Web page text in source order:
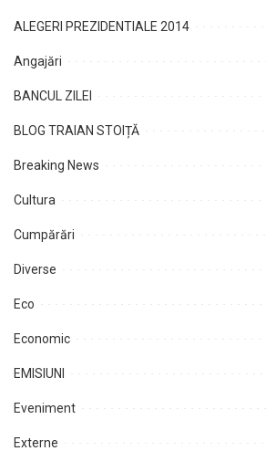
ALEGERI PREZIDENTIALE 2014
Angajări
BANCUL ZILEI
BLOG TRAIAN STOIȚĂ
Breaking News
Cultura
Cumpărări
Diverse
Eco
Economic
EMISIUNI
Eveniment
Externe